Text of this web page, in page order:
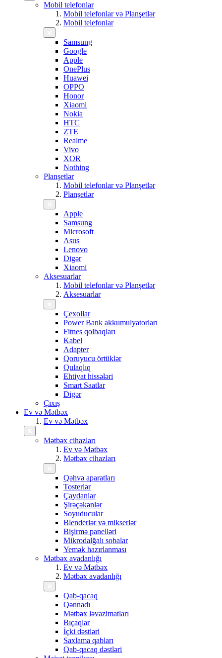
Mobil telefonlar
Mobil telefonlar və Planşetlər
Mobil telefonlar
Samsung
Google
Apple
OnePlus
Huawei
OPPO
Honor
Xiaomi
Nokia
HTC
ZTE
Realme
Vivo
XOR
Nothing
Planşetlər
Mobil telefonlar və Planşetlər
Planşetlər
Apple
Samsung
Microsoft
Asus
Lenovo
Digər
Xiaomi
Aksesuarlar
Mobil telefonlar və Planşetlər
Aksesuarlar
Çexollar
Power Bank akkumulyatorları
Fitnes qolbaqları
Kabel
Adapter
Qoruyucu örtüklər
Qulaqlıq
Ehtiyat hissələri
Smart Saatlar
Digər
Çıxış
Ev və Mətbəx
Ev və Mətbəx
Mətbəx cihazları
Ev və Mətbəx
Mətbəx cihazları
Qəhvə aparatları
Tosterlər
Çaydanlar
Şirəçəkənlər
Soyuducular
Blenderlər və mikserlər
Bişirmə panelləri
Mikrodalğalı sobalar
Yemək hazırlanması
Mətbəx avadanlığı
Ev və Mətbəx
Mətbəx avadanlığı
Qab-qacaq
Qənnadı
Mətbəx ləvazimatları
Bıçaqlar
İçki dəstləri
Saxlama qabları
Qab-qacaq dəstləri